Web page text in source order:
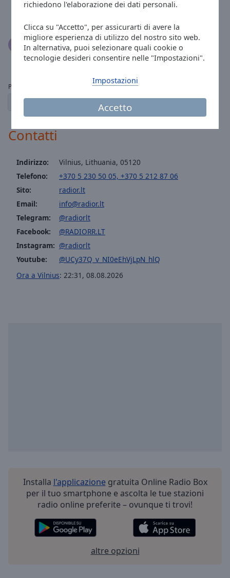
richiedono l'elaborazione dei dati personali.
Clicca su "Accetto", per assicurarti di avere la
migliore esperienza di utilizzo del nostro sito web.
In alternativa, puoi selezionare quali cookie o
tecnologie desideri consentire nelle "Impostazioni".
Accetto
Impostazioni
Spasibo cto Vy jest,vase rusradijo podnimajet
User 11.11.2020
Слушаю в германии супер!
Pagine:
← precedente prossimo →
Contatti
Indirizzo:
Vilnius, Lithuania, 05120
Telefono:
+370 5 230 50 05, +370 5 212 87 06
Sito:
radior.lt
Email:
info@radior.lt
Telegram:
@radiorlt
Facebook:
@RADIORR.LT
Instagram: @radiorlt
Youtube:
@UCy37Q_v_NI0eEhVjLpN_hlQ
Ora a Vilnius: 22:31 , 08.08.2026
Installa l'applicazionegratuita Online Radio Box
per il tuo smartphone e ascolta le tue stazioni
radio online preferite – ovunque ti trovi!
altre opzioni